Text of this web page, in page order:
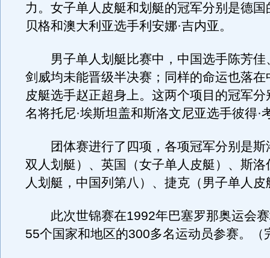
力。女子单人皮艇和划艇的冠军分别是德国
贝格和澳大利亚选手利安娜·吉内亚。
男子单人划艇比赛中，中国选手陈芳佳
剑威均未能晋级半决赛；同样的命运也落在
皮艇选手赵正超身上。这两个项目的冠军
名将托尼·埃斯坦盖和斯洛文尼亚选手彼得·
团体赛进行了四项，各项冠军分别是斯
双人划艇）、英国（女子单人皮艇）、斯洛
人划艇，中国列第八）、捷克（男子单人皮
此次世锦赛在1992年巴塞罗那奥运会赛
55个国家和地区的300多名运动员参赛。（